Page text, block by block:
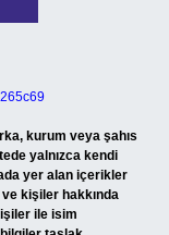
kurum veya şahıs
yalnızca kendi
yer alan içerikler
kişiler hakkında
ile isim